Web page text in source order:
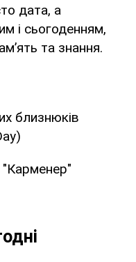
дата, а
і сьогоденням,
та знання.
близнюків
"Карменер"